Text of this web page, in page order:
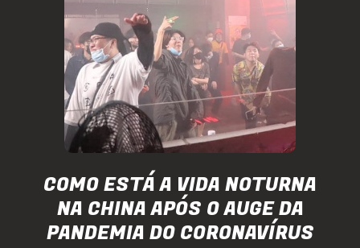
COMO ESTÁ A VIDA NOTURNA
NA CHINA APÓS O AUGE DA
PANDEMIA DO CORONAVÍRUS